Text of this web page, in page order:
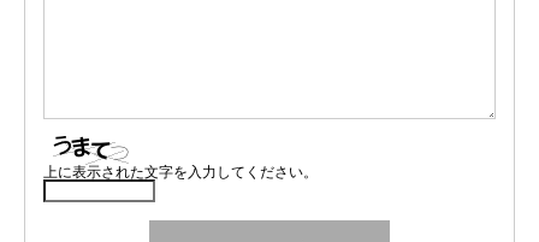
上に表示された文字を入力してください。